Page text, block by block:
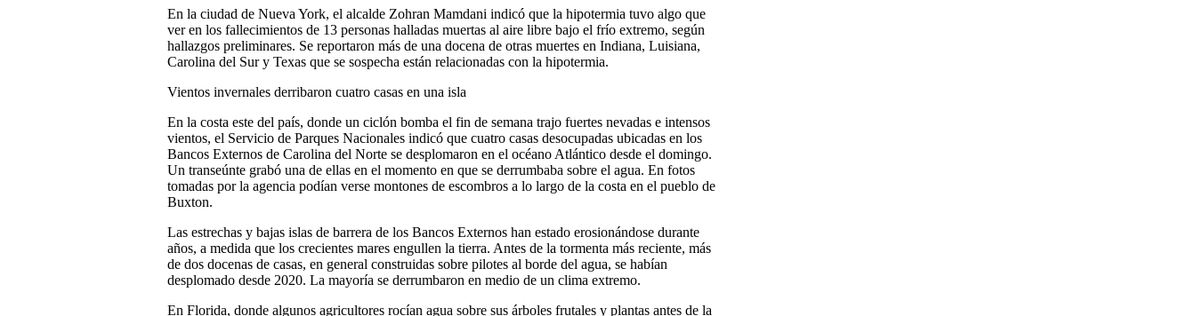
En la ciudad de Nueva York, el alcalde Zohran Mamdani indicó que la hipotermia tuvo algo que
ver en los fallecimientos de 13 personas halladas muertas al aire libre bajo el frío extremo, según
hallazgos preliminares. Se reportaron más de una docena de otras muertes en Indiana, Luisiana,
Carolina del Sur y Texas que se sospecha están relacionadas con la hipotermia.
Vientos invernales derribaron cuatro casas en una isla
En la costa este del país, donde un ciclón bomba el fin de semana trajo fuertes nevadas e intensos
vientos, el Servicio de Parques Nacionales indicó que cuatro casas desocupadas ubicadas en los
Bancos Externos de Carolina del Norte se desplomaron en el océano Atlántico desde el domingo.
Un transeúnte grabó una de ellas en el momento en que se derrumbaba sobre el agua. En fotos
tomadas por la agencia podían verse montones de escombros a lo largo de la costa en el pueblo de
Buxton.
Las estrechas y bajas islas de barrera de los Bancos Externos han estado erosionándose durante
años, a medida que los crecientes mares engullen la tierra. Antes de la tormenta más reciente, más
de dos docenas de casas, en general construidas sobre pilotes al borde del agua, se habían
desplomado desde 2020. La mayoría se derrumbaron en medio de un clima extremo.
En Florida, donde algunos agricultores rocían agua sobre sus árboles frutales y plantas antes de la